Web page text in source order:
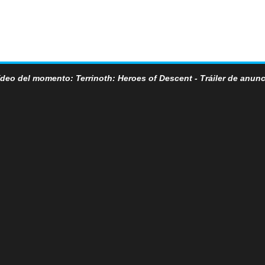
del momento: Terrinoth: Heroes of Descent - Tráiler de